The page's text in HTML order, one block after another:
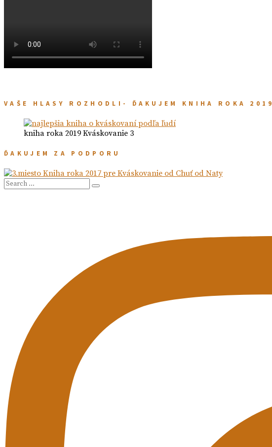
VAŠE HLASY ROZHODLI- ĎAKUJEM KNIHA ROKA 2019
kniha roka 2019 Kváskovanie 3
ĎAKUJEM ZA PODPORU
Search
Search